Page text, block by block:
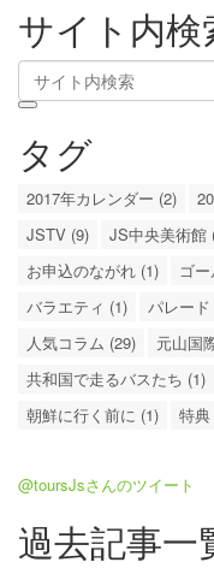
サイト内検
タグ
2017年カレンダー (2)
JSTV (9)
JS中央美術館
お申込のながれ (1)
ゴ
バラエティ (1)
パレー
人気コラム (29)
元山国
共和国で走るバスたち (1)
朝鮮に行く前に (1)
特典
@toursJsさんのツイート
過去記事一